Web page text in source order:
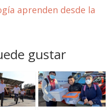
aprenden desde la
gustar